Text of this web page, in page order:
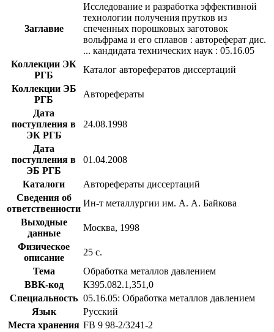
Заглавие
Исследование и разработка эффективной
технологии получения прутков из
спеченных порошковых заготовок
вольфрама и его сплавов : автореферат дис.
... кандидата технических наук : 05.16.05
Коллекции ЭК
РГБ
Каталог авторефератов диссертаций
Коллекции ЭБ
РГБ
Авторефераты
Дата
поступления в
ЭК РГБ
24.08.1998
Дата
поступления в
ЭБ РГБ
01.04.2008
Каталоги
Авторефераты диссертаций
Сведения об
ответственности
Ин-т металлургии им. А. А. Байкова
Выходные
данные
Москва, 1998
Физическое
описание
25 с.
Тема
Обработка металлов давлением
BBK-код
К395.082.1,351,0
Специальность 05.16.05: Обработка металлов давлением
Язык
Русский
Места хранения FB 9 98-2/3241-2